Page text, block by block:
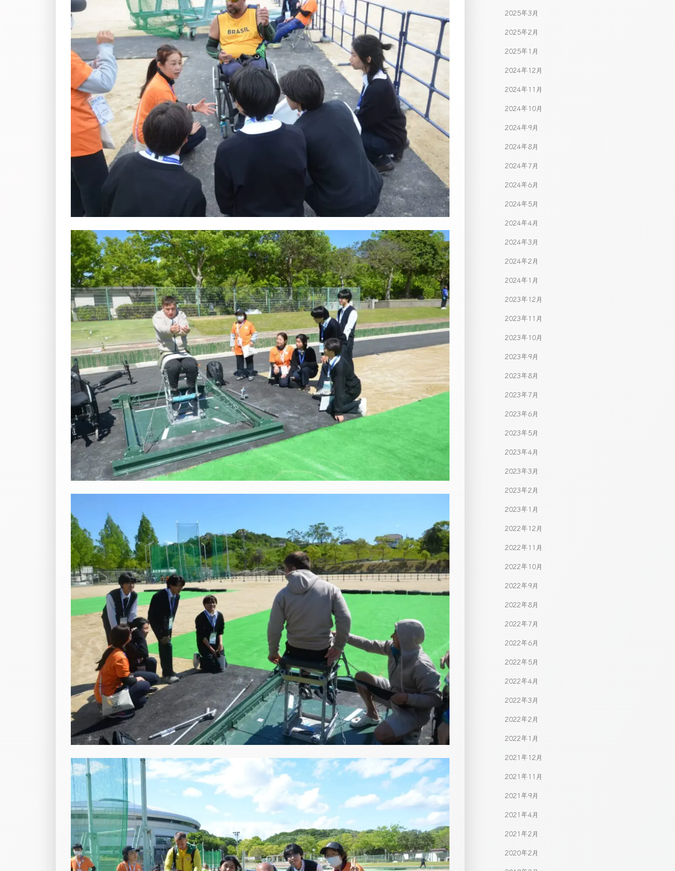
2025年3月
2025年2月
2025年1月
2024年12月
2024年11月
2024年10月
2024年9月
2024年8月
2024年7月
2024年6月
2024年5月
2024年4月
2024年3月
2024年2月
2024年1月
2023年12月
2023年11月
2023年10月
2023年9月
2023年8月
2023年7月
2023年6月
2023年5月
2023年4月
2023年3月
2023年2月
2023年1月
2022年12月
2022年11月
2022年10月
2022年9月
2022年8月
2022年7月
2022年6月
2022年5月
2022年4月
2022年3月
2022年2月
2022年1月
2021年12月
2021年11月
2021年9月
2021年4月
2021年2月
2020年2月